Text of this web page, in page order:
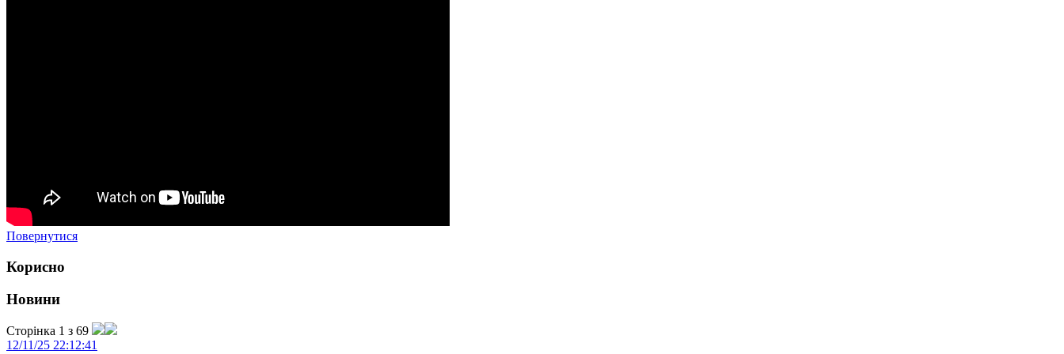
Повернутися
Корисно
Новини
Сторінка 1 з 69
12/11/25 22:12:41